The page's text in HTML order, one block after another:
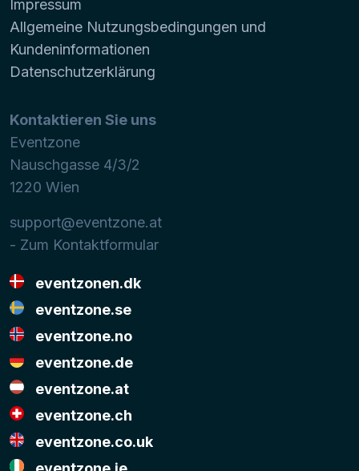
Impressum
Allgemeine Nutzungsbedingungen und
Kundeninformationen
Datenschutzerklärung
Kontaktieren Sie uns
Eventzone
Nauschgasse 4/3/2
1220 Wien
support@eventzone.at
- Zum Kontaktformular
eventzonen.dk
eventzone.se
eventzone.no
eventzone.de
eventzone.at
eventzone.ch
eventzone.co.uk